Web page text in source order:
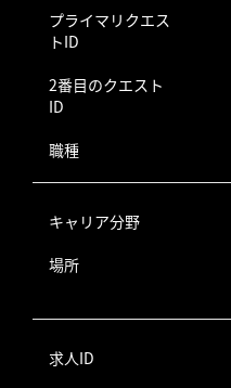
プライマリクエス
トID
2番目のクエスト
ID
職種
キャリア分野
場所
求人ID